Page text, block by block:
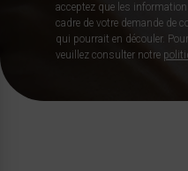
acceptez que les
cadre de votre demande de
qui pourrait en découler.
veuillez consulter notre